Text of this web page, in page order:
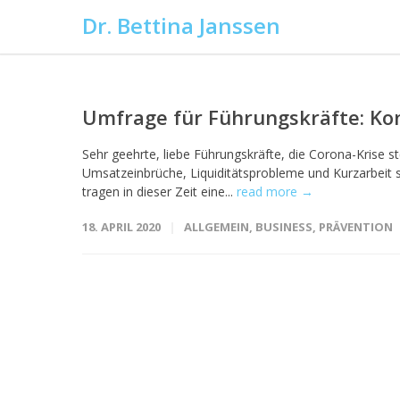
Dr. Bettina Janssen
Umfrage für Führungskräfte:
Sehr geehrte, liebe Führungskräfte, die Corona-Krise
Umsatzeinbrüche, Liquiditätsprobleme und Kurzarbeit
tragen in dieser Zeit eine... read more →
18. APRIL 2020 ALLGEMEIN, BUSINESS, PRÄVENTION